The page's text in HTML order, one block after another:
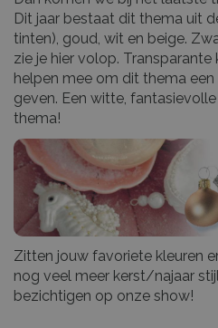
Dit jaar bestaat dit thema uit
tinten), goud, wit en beige.
zie je hier volop.
helpen mee om dit thema
geven. Een witte,
thema!
Zitten jouw favoriete kleuren
nog veel meer kerst/najaar
bezichtigen op onze show!